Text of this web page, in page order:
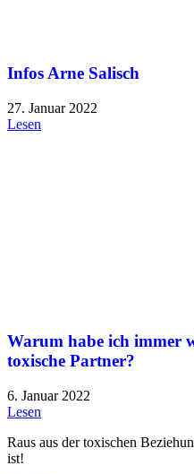
Infos Arne Salisch
27. Januar 2022
Lesen
Warum habe ich immer
toxische Partner?
6. Januar 2022
Lesen
Raus aus der toxischen
ist!